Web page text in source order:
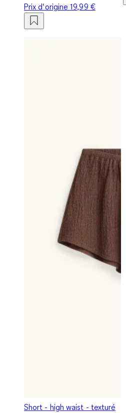
Prix d‘origine19,99 €
Short - high waist - texturé